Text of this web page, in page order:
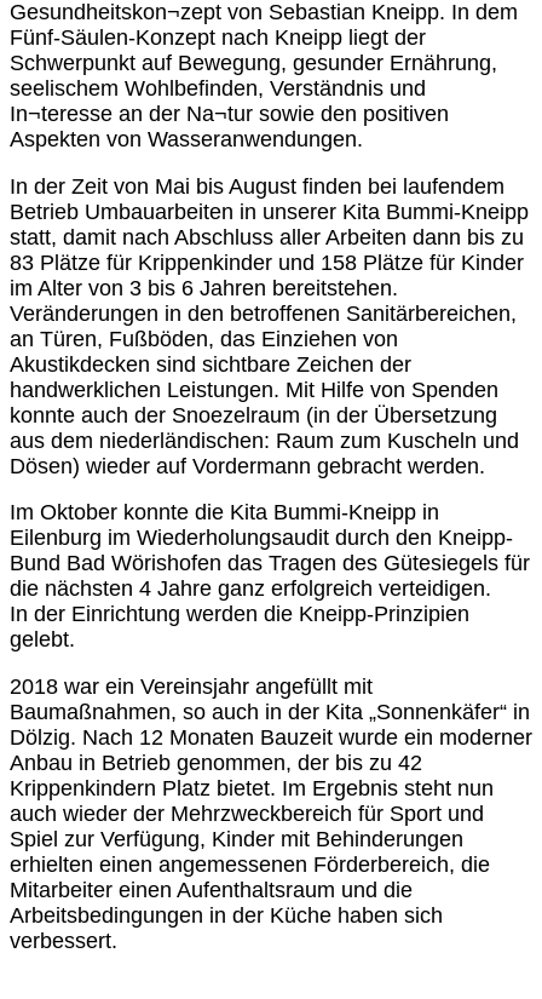
Gesundheitskon¬zept von Sebastian Kneipp. In dem
Fünf-Säulen-Konzept nach Kneipp liegt der
Schwerpunkt auf Bewegung, gesunder Ernährung,
seelischem Wohlbefinden, Verständnis und
In¬teresse an der Na¬tur sowie den positiven
Aspekten von Wasseranwendungen.
In der Zeit von Mai bis August finden bei laufendem
Betrieb Umbauarbeiten in unserer Kita Bummi-Kneipp
statt, damit nach Abschluss aller Arbeiten dann bis zu
83 Plätze für Krippenkinder und 158 Plätze für Kinder
im Alter von 3 bis 6 Jahren bereitstehen.
Veränderungen in den betroffenen Sanitärbereichen,
an Türen, Fußböden, das Einziehen von
Akustikdecken sind sichtbare Zeichen der
handwerklichen Leistungen. Mit Hilfe von Spenden
konnte auch der Snoezelraum (in der Übersetzung
aus dem niederländischen: Raum zum Kuscheln und
Dösen) wieder auf Vordermann gebracht werden.
Im Oktober konnte die Kita Bummi-Kneipp in
Eilenburg im Wiederholungsaudit durch den Kneipp-
Bund Bad Wörishofen das Tragen des Gütesiegels für
die nächsten 4 Jahre ganz erfolgreich verteidigen.
In der Einrichtung werden die Kneipp-Prinzipien
gelebt.
2018 war ein Vereinsjahr angefüllt mit
Baumaßnahmen, so auch in der Kita „Sonnenkäfer“ in
Dölzig. Nach 12 Monaten Bauzeit wurde ein moderner
Anbau in Betrieb genommen, der bis zu 42
Krippenkindern Platz bietet. Im Ergebnis steht nun
auch wieder der Mehrzweckbereich für Sport und
Spiel zur Verfügung, Kinder mit Behinderungen
erhielten einen angemessenen Förderbereich, die
Mitarbeiter einen Aufenthaltsraum und die
Arbeitsbedingungen in der Küche haben sich
verbessert.